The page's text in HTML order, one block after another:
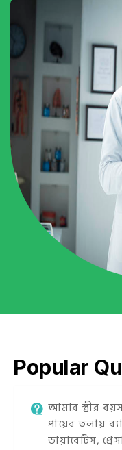
Popular
আমার স্ত্রীর
পায়ের তলায়
ডায়াবেটিস,